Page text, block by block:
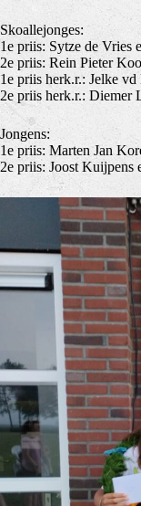
Skoallejonges:
1e priis: Sytze de Vries
2e priis: Rein Pieter
1e priis herk.r.: Jelke
2e priis herk.r.: Diemer
Jongens:
1e priis: Marten Jan
2e priis: Joost Kuijpens